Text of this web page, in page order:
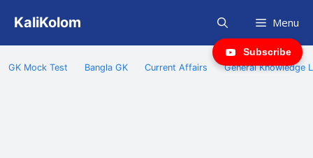
content
KaliKolom Menu
GK Mock Test Bangla GK Current Affairs General Knowledge
Subscribe